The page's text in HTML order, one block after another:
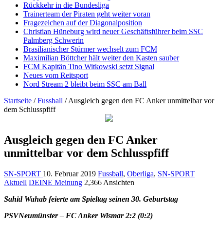
Rückkehr in die Bundesliga
Trainerteam der Piraten geht weiter voran
Fragezeichen auf der Diagonalposition
Christian Hüneburg wird neuer Geschäftsführer beim SSC
Palmberg Schwerin
Brasilianischer Stürmer wechselt zum FCM
Maximilian Böttcher hält weiter den Kasten sauber
FCM Kapitän Tino Witkowski setzt Signal
Neues vom Reitsport
Nord Stream 2 bleibt beim SSC am Ball
Startseite / Fussball / Ausgleich gegen den FC Anker unmittelbar vor
dem Schlusspfiff
Ausgleich gegen den FC Anker
unmittelbar vor dem Schlusspfiff
SN-SPORT 10. Februar 2019 Fussball, Oberliga, SN-SPORT
Aktuell DEINE Meinung 2,366 Ansichten
Sahid Wahab feierte am Spieltag seinen 30. Geburtstag
PSVNeumünster – FC Anker Wismar 2:2 (0:2)